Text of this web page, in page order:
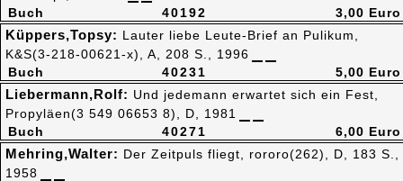
40192
Buch
3,00 Euro
40231
Buch
Küppers,Topsy: Lauter liebe Leute-Brief an Pulikum,
K&S(3-218-00621-x), A, 208 S., 1996
5,00 Euro
40271
Buch
Liebermann,Rolf: Und jedemann erwartet sich ein Fest,
Propyläen(3 549 06653 8), D, 1981
6,00 Euro
Mehring,Walter: Der Zeitpuls fliegt, rororo(262), D, 183 S.,
1958